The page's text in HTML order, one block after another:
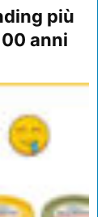
più
anni